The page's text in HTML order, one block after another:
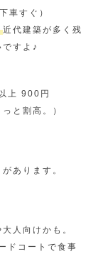
車すぐ）
近代建築が多く残
すよ♪
上 900円
と割高。）
あります。
人向けかも。
ドコートで食事